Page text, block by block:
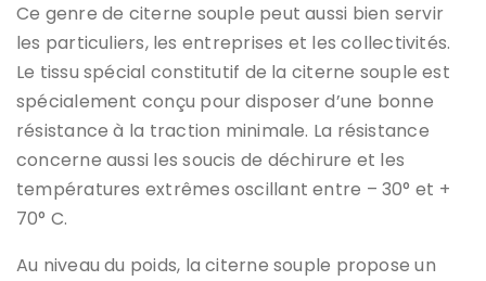
Ce genre de citerne souple peut aussi bien servir
les particuliers, les entreprises et les collectivités.
Le tissu spécial constitutif de la citerne souple est
spécialement conçu pour disposer d’une bonne
résistance à la traction minimale. La résistance
concerne aussi les soucis de déchirure et les
températures extrêmes oscillant entre – 30° et +
70° C.
Au niveau du poids, la citerne souple propose un